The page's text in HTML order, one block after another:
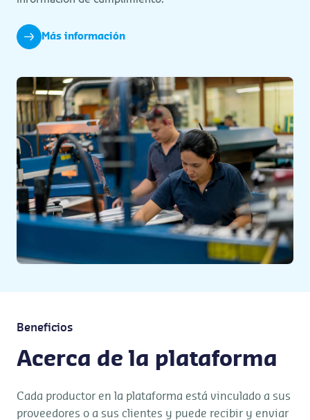
Más información
Beneficios
Acerca de la plataforma
Cada productor en la plataforma está vinculado a sus
proveedores o a sus clientes y puede recibir y enviar